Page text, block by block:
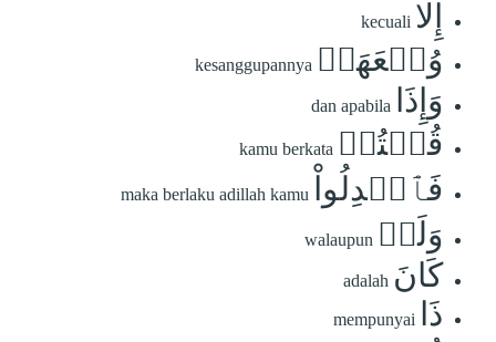
إِلَّا kecuali
وُسۡعَهَاۖ kesanggupannya
وَإِذَا dan apabila
قُلۡتُمۡ kamu berkata
فَٱعۡدِلُواْ maka berlaku adillah kamu
وَلَوۡ walaupun
كَانَ adalah
ذَا mempunyai